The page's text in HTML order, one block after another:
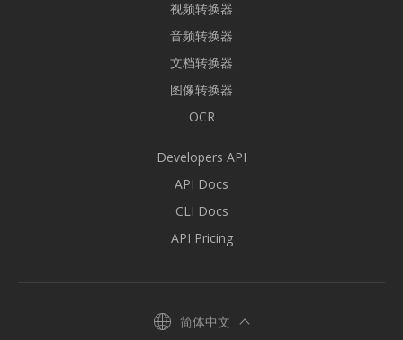
视频转换器
音频转换器
文档转换器
图像转换器
OCR
Developers API
API Docs
CLI Docs
API Pricing
简体中文